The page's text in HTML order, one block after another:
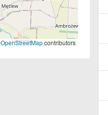
OpenStreetMapcontributors